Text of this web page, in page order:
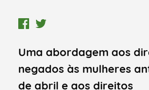
Uma abordagem aos
negados às mulheres
de abril e aos direitos